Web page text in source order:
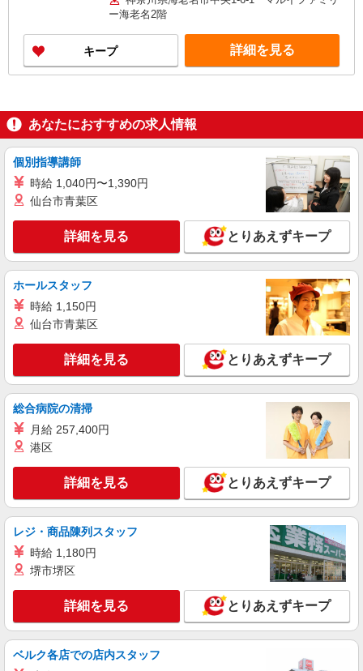
ー海老名2階
キープ 詳細を見る
あなたにおすすめの求人情報
個別指導講師
時給 1,040円〜1,390円
仙台市青葉区
詳細を見る とりあえずキープ
ホールスタッフ
時給 1,150円
仙台市青葉区
詳細を見る とりあえずキープ
総合病院の清掃
月給 257,400円
港区
詳細を見る とりあえずキープ
レジ・商品陳列スタッフ
時給 1,180円
堺市堺区
詳細を見る とりあえずキープ
ベルク各店での店内スタッフ